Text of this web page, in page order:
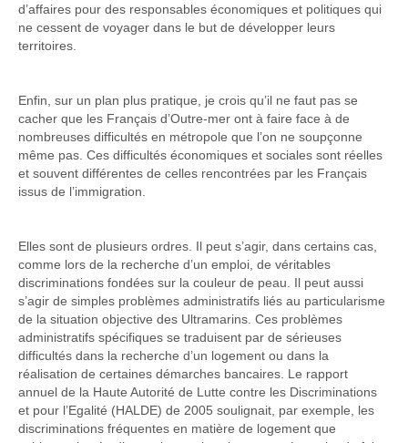
d’affaires pour des responsables économiques et politiques qui
ne cessent de voyager dans le but de développer leurs
territoires.
Enfin, sur un plan plus pratique, je crois qu’il ne faut pas se
cacher que les Français d’Outre-mer ont à faire face à de
nombreuses difficultés en métropole que l’on ne soupçonne
même pas. Ces difficultés économiques et sociales sont réelles
et souvent différentes de celles rencontrées par les Français
issus de l’immigration.
Elles sont de plusieurs ordres. Il peut s’agir, dans certains cas,
comme lors de la recherche d’un emploi, de véritables
discriminations fondées sur la couleur de peau. Il peut aussi
s’agir de simples problèmes administratifs liés au particularisme
de la situation objective des Ultramarins. Ces problèmes
administratifs spécifiques se traduisent par de sérieuses
difficultés dans la recherche d’un logement ou dans la
réalisation de certaines démarches bancaires. Le rapport
annuel de la Haute Autorité de Lutte contre les Discriminations
et pour l’Egalité (HALDE) de 2005 soulignait, par exemple, les
discriminations fréquentes en matière de logement que